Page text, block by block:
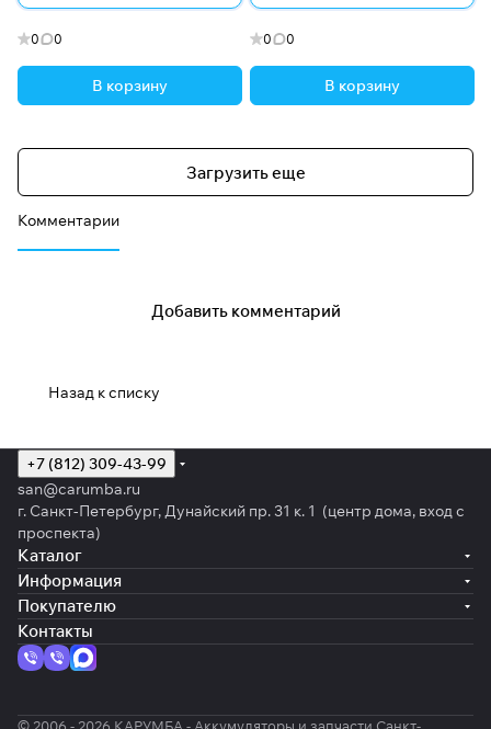
0 0
В корзину
0 0
В корзину
Загрузить еще
Комментарии
Добавить комментарий
Назад к списку
+7 (812) 309-43-99
san@carumba.ru
г. Санкт-Петербург, Дунайский пр. 31 к. 1 (центр дома, вход с
проспекта)
Каталог
Информация
Покупателю
Контакты